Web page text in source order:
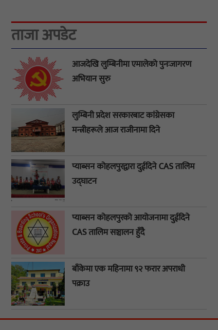
ताजा अपडेट
आजदेखि लुम्बिनीमा एमालेको पुनःजागरण
अभियान सुरु
लुम्बिनी प्रदेश सरकारबाट कांग्रेसका
मन्त्रीहरूले आज राजीनामा दिने
प्याब्सन कोहलपुरद्वारा दुईदिने CAS तालिम
उद्घाटन
प्याब्सन कोहलपुरको आयोजनामा दुईदिने
CAS तालिम सञ्चालन हुँदै
बाँकेमा एक महिनामा ९२ फरार अपराधी
पक्राउ